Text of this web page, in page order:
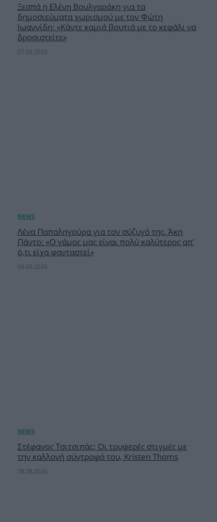
Ξεσπά η Ελένη Βουλγαράκη για τα
δημοσιεύματα χωρισμού με τον Φώτη
Ιωαννίδη: «Κάντε καμιά βουτιά με το κεφάλι να
δροσιστείτε»
07.08.2026
Λένα Παπαληγούρα για τον σύζυγό της, Άκη
Πάντο: «Ο γάμος μας είναι πολύ καλύτερος απ’
ό,τι είχα φανταστεί»
08.08.2026
Στέφανος Τσιτσιπάς: Οι τρυφερές στιγμές με
την καλλονή σύντροφό του, Kristen Thoms
08.08.2026